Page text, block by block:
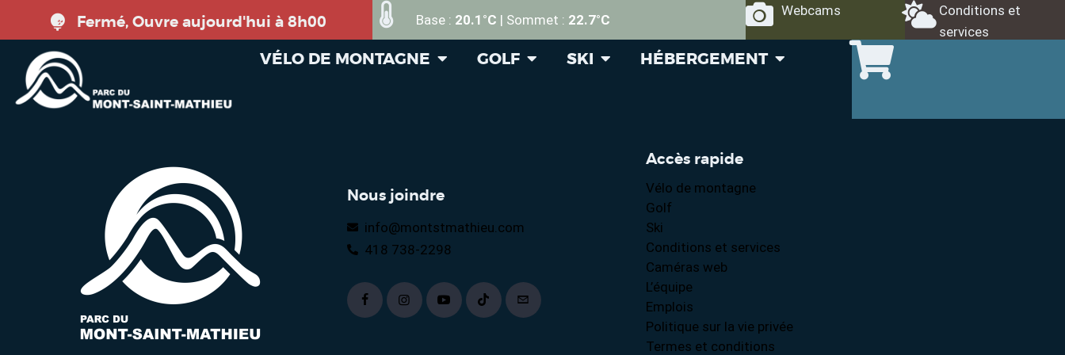
Fermé, Ouvre aujourd'hui à 8h00 Base : 20.1°C | Sommet : 22.7°C
Webcams
Conditions et
services
VÉLO DE MONTAGNE GOLF SKI HÉBERGEMENT
Nous joindre
info@montstmathieu.com
418 738-2298
Accès rapide
Vélo de montagne
Golf
Ski
Conditions et services
Caméras web
L’équipe
Emplois
Politique sur la vie privée
Termes et conditions